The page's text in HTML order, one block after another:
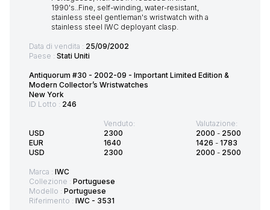
Data di vendita : 25/09/2002
Paese : Stati Uniti
Antiquorum #30 - 2002-09 - Important Limited Edition &
Modern Collector’s Wristwatches
New York
ID Lotto : 246
USD
EUR
USD
Venduto:
2300
1640
2300
Valutazione:
2000 - 2500
1426 - 1783
2000 - 2500
Marca : IWC
Collezione : Portuguese
Modello : Portuguese
Riferimento : IWC - 3531